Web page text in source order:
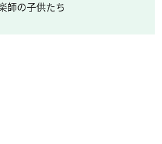
師の子供たち